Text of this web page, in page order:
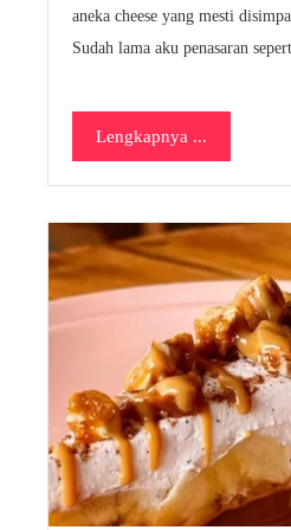
aneka cheese yang mesti
Sudah lama aku penasaran
Lengkapnya ...